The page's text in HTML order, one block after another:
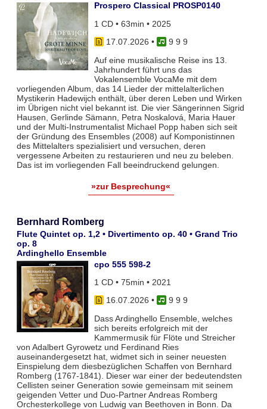
Prospero Classical PROSP0140
1 CD • 63min • 2025
17.07.2026 •
9 9 9
Auf eine musikalische Reise ins 13.
Jahrhundert führt uns das
Vokalensemble VocaMe mit dem
vorliegenden Album, das 14 Lieder der mittelalterlichen
Mystikerin Hadewijch enthält, über deren Leben und Wirken
im Übrigen nicht viel bekannt ist. Die vier Sängerinnen Sigrid
Hausen, Gerlinde Sämann, Petra Noskalová, Maria Hauer
und der Multi-Instrumentalist Michael Popp haben sich seit
der Gründung des Ensembles (2008) auf Komponistinnen
des Mittelalters spezialisiert und versuchen, deren
vergessene Arbeiten zu restaurieren und neu zu beleben.
Das ist im vorliegenden Fall beeindruckend gelungen.
»zur Besprechung«
Bernhard Romberg
Flute Quintet op. 1,2 • Divertimento op. 40 • Grand Trio
op. 8
Ardinghello Ensemble
cpo 555 598-2
1 CD • 75min • 2021
16.07.2026 •
9 9 9
Dass Ardinghello Ensemble, welches
sich bereits erfolgreich mit der
Kammermusik für Flöte und Streicher
von Adalbert Gyrowetz und Ferdinand Ries
auseinandergesetzt hat, widmet sich in seiner neuesten
Einspielung dem diesbezüglichen Schaffen von Bernhard
Romberg (1767-1841). Dieser war einer der bedeutendsten
Cellisten seiner Generation sowie gemeinsam mit seinem
geigenden Vetter und Duo-Partner Andreas Romberg
Orchesterkollege von Ludwig van Beethoven in Bonn. Da